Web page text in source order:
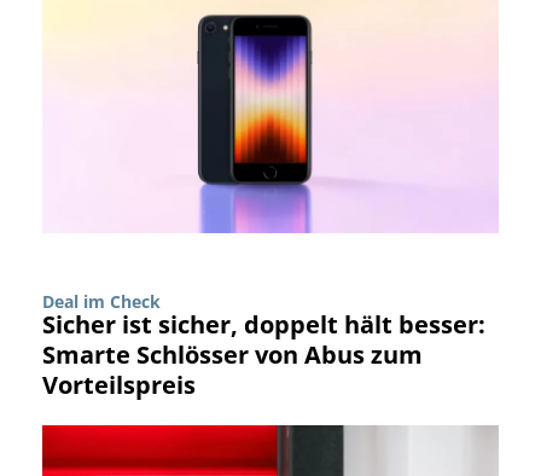
Deal im Check
Sicher ist sicher, doppelt hält besser:
Smarte Schlösser von Abus zum
Vorteilspreis